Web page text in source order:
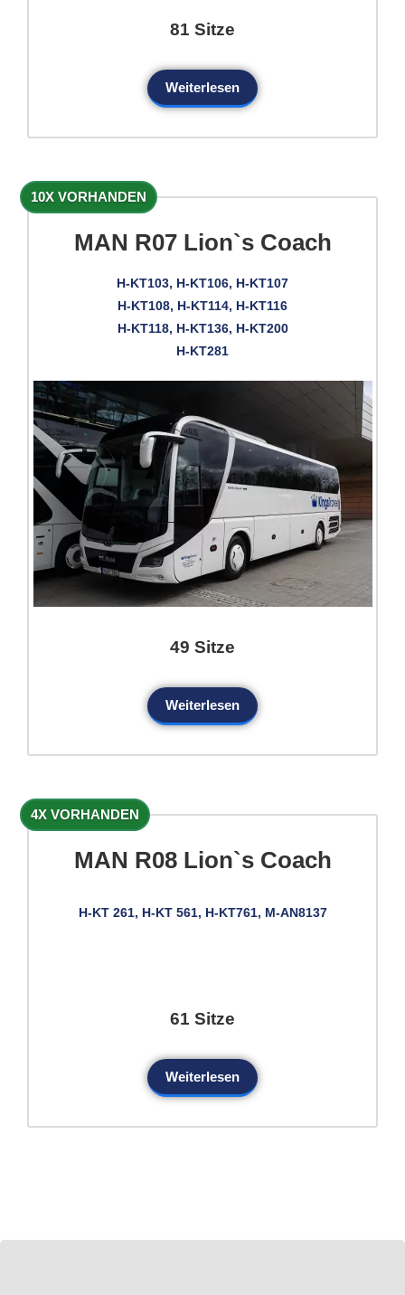
81 Sitze
Weiterlesen
10X VORHANDEN
MAN R07 Lion`s Coach
H-KT103, H-KT106, H-KT107
H-KT108, H-KT114, H-KT116
H-KT118, H-KT136, H-KT200
H-KT281
49 Sitze
Weiterlesen
4X VORHANDEN
MAN R08 Lion`s Coach
H-KT 261, H-KT 561, H-KT761, M-AN8137
61 Sitze
Weiterlesen